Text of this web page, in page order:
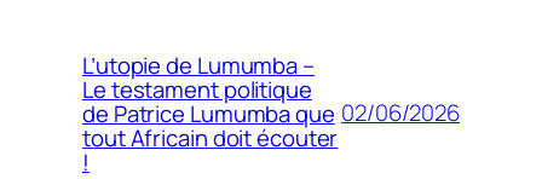
L’utopie de Lumumba –
Le testament politique
de Patrice Lumumba que
tout Africain doit écouter
!
02/06/2026